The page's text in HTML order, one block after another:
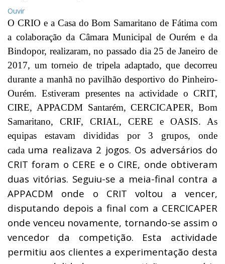
Ouvir
O CRIO e a Casa do Bom Samaritano de Fátima com
a colaboração da Câmara Municipal de Ourém e da
Bindopor, realizaram, no passado dia 25 de Janeiro de
2017, um torneio de tripela adaptado, que decorreu
durante a manhã no pavilhão desportivo do Pinheiro-
Ourém. Estiveram presentes na actividade o CRIT,
CIRE, APPACDM Santarém, CERCICAPER, Bom
Samaritano, CRIF, CRIAL, CERE e OASIS. As
equipas estavam divididas por 3 grupos, onde
cada uma realizava 2 jogos. Os adversários do
CRIT foram o CERE e o CIRE, onde obtiveram
duas vitórias. Seguiu-se a meia-final contra a
APPACDM onde o CRIT voltou a vencer,
disputando depois a final com a CERCICAPER
onde venceu novamente, tornando-se assim o
vencedor da competição. Esta actividade
permitiu aos clientes a experimentação desta